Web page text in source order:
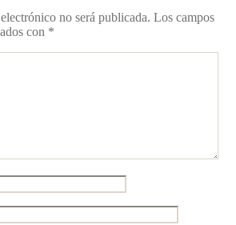
no será publicada. Los campos
con *